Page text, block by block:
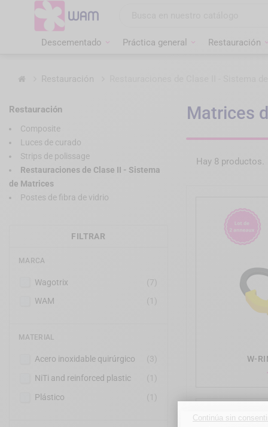
Descementado Práctica general Restauración
InicioRestauración
Restauración
Composite
Luces de curado
Strips de polissage
Restauraciones de Clase II - Sistema
de Matrices
Postes de fibra de vidrio
FILTRAR
MARCA
Wagotrix
(7)
WAM
(1)
MATERIAL
Acero inoxidable quirúrgico
(3)
NiTi and reinforced plastic
(1)
Plástico
(1)
Matrices
Hay 8 productos.
W-